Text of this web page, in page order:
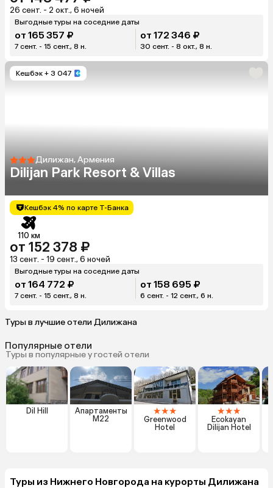
26 сент. - 2 окт., 6 ночей
Выгодные туры на соседние даты
от 165 357 ₽
7 сент. - 15 сент., 8 н.
от 172 346 ₽
30 сент. - 8 окт., 8 н.
Кешбэк + 3 047
Дилижан, Армения
Dilijan Park Resort & Villas
Кешбэк 4% по карте Т-Банка
110 км
от 152 378 ₽
13 сент. - 19 сент., 6 ночей
Выгодные туры на соседние даты
от 164 772 ₽
7 сент. - 15 сент., 8 н.
от 158 695 ₽
6 сент. - 12 сент., 6 н.
Туры в лучшие отели Дилижана
Популярные отели
Туры в популярные у гостей отели
Dil Hill
Апартаменты
M22
★★★
Greenwood
Hotel
★★★
Ecokayan
Dilijan Hotel
Туры из Нижнего Новгорода на курорты Дилижана